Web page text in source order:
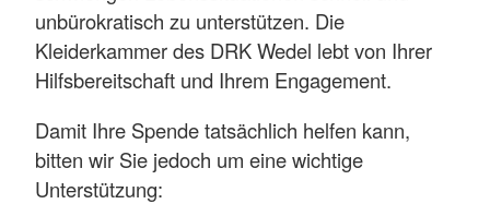
unbürokratisch zu unterstützen. Die
Kleiderkammer des DRK Wedel lebt von Ihrer
Hilfsbereitschaft und Ihrem Engagement.
Damit Ihre Spende tatsächlich helfen kann,
bitten wir Sie jedoch um eine wichtige
Unterstützung: